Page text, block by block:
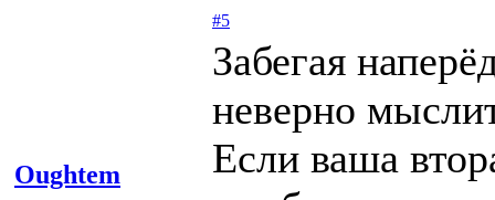
Oughtem
#5
Забегая
неверно
Если ваша